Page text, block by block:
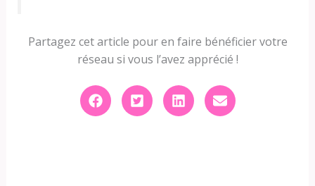
Partagez cet article pour en faire bénéficier votre
réseau si vous l’avez apprécié !